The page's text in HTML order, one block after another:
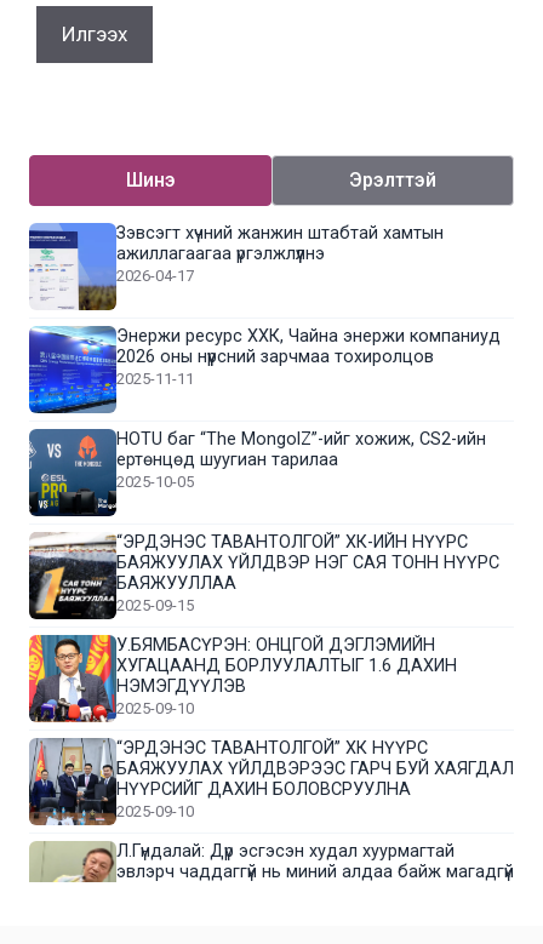
Шинэ Эрэлттэй
Зэвсэгт хүчний жанжин штабтай хамтын
ажиллагаагаа үргэлжлүүлнэ
2026-04-17
Энержи ресурс ХХК, Чайна энержи компаниуд
2026 оны нүүрсний зарчмаа тохиролцов
2025-11-11
HOTU баг “The MongolZ”-ийг хожиж, CS2-ийн
ертөнцөд шуугиан тарилаа
2025-10-05
“ЭРДЭНЭС ТАВАНТОЛГОЙ” ХК-ИЙН НҮҮРС
БАЯЖУУЛАХ ҮЙЛДВЭР НЭГ САЯ ТОНН НҮҮРС
БАЯЖУУЛЛАА
2025-09-15
У.БЯМБАСҮРЭН: ОНЦГОЙ ДЭГЛЭМИЙН
ХУГАЦААНД БОРЛУУЛАЛТЫГ 1.6 ДАХИН
НЭМЭГДҮҮЛЭВ
2025-09-10
“ЭРДЭНЭС ТАВАНТОЛГОЙ” ХК НҮҮРС
БАЯЖУУЛАХ ҮЙЛДВЭРЭЭС ГАРЧ БУЙ ХАЯГДАЛ
НҮҮРСИЙГ ДАХИН БОЛОВСРУУЛНА
2025-09-10
Л.Гүндалай: Дүр эсгэсэн худал хуурмагтай
эвлэрч чаддаггүй нь миний алдаа байж магадгүй